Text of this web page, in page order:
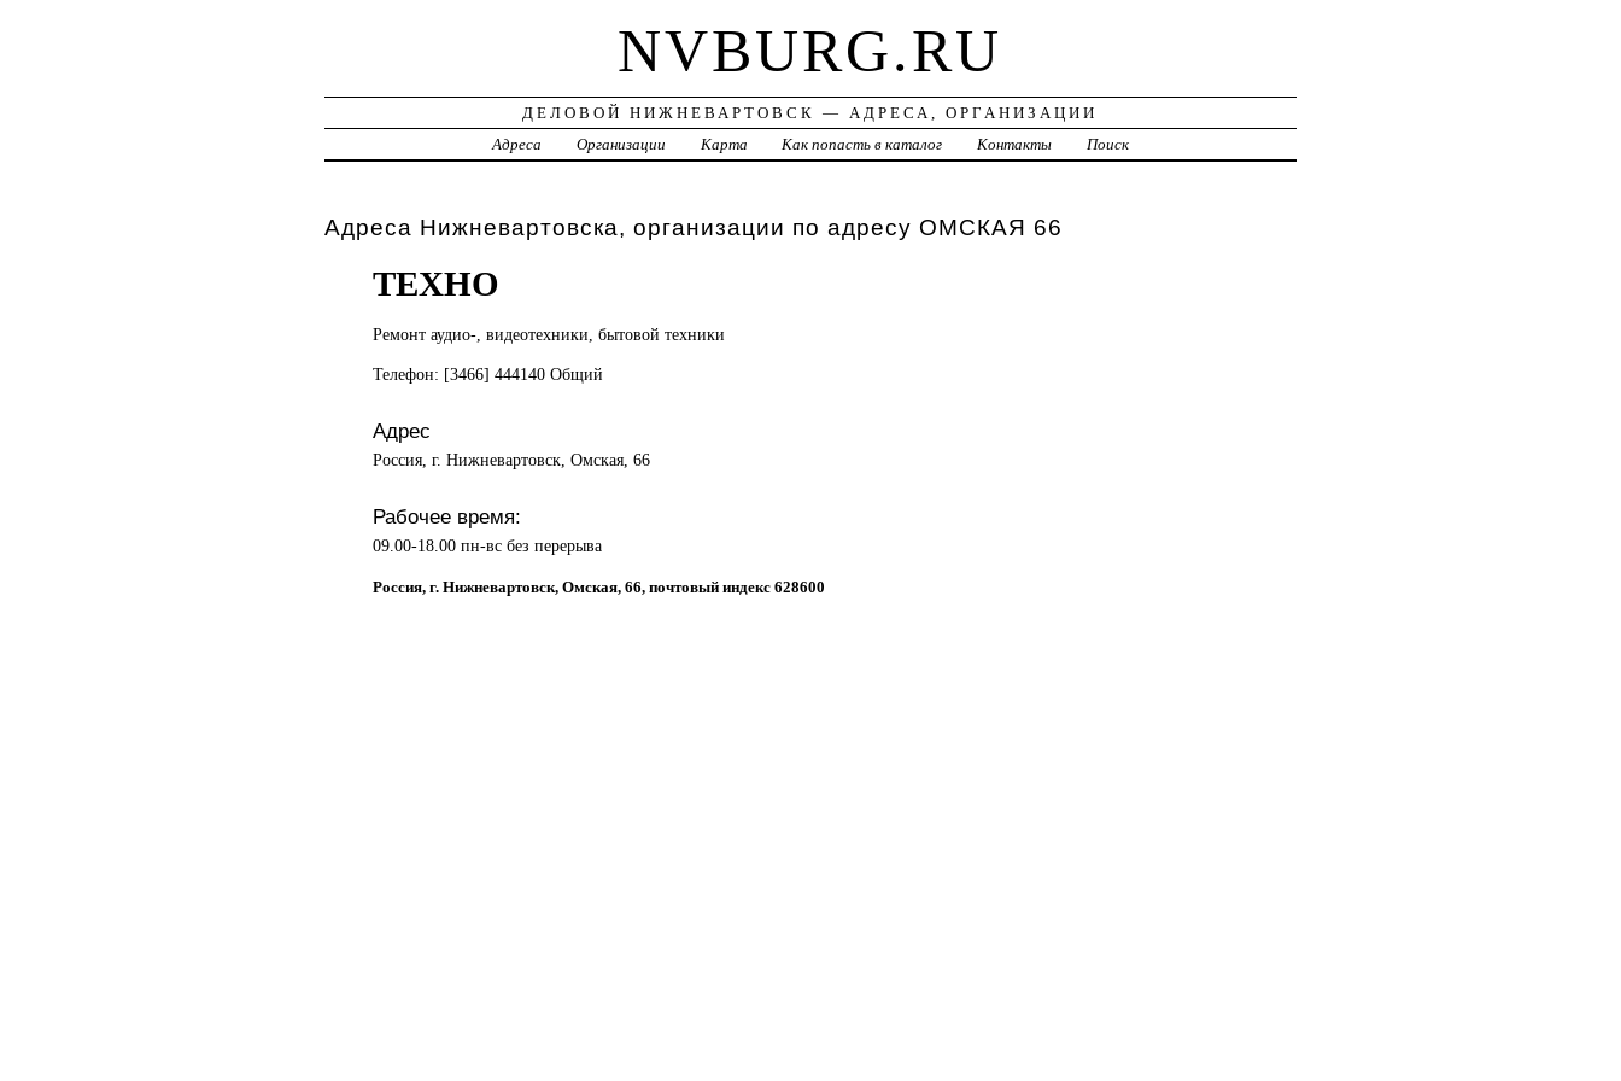
NVBURG.RU
ДЕЛОВОЙ НИЖНЕВАРТОВСК — АДРЕСА, ОРГАНИЗАЦИИ
Адреса
Организации Карта Как попасть в каталог Контакты Поиск
Адреса Нижневартовска, организации по адресу ОМСКАЯ 66
ТЕХНО
Ремонт аудио-, видеотехники, бытовой техники
Телефон: [3466] 444140 Общий
Адрес
Россия, г. Нижневартовск, Омская, 66
Рабочее время:
09.00-18.00 пн-вс без перерыва
Россия, г. Нижневартовск, Омская, 66, почтовый индекс 628600